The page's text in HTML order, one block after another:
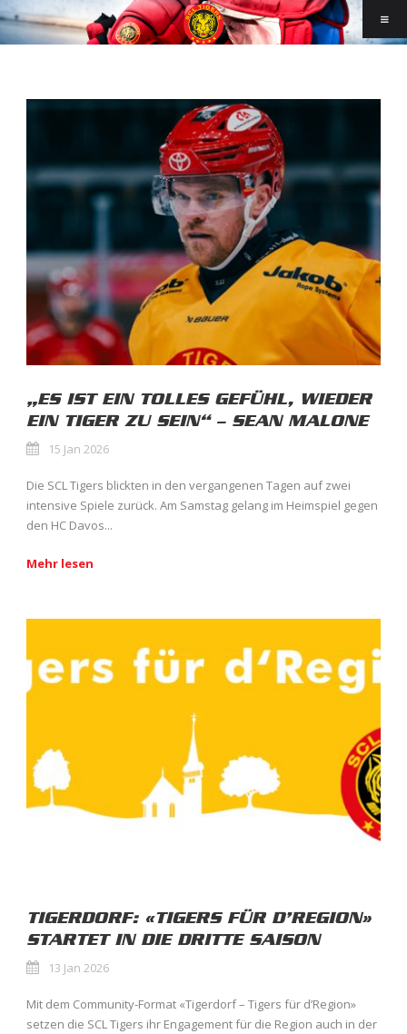
„ES IST EIN TOLLES GEFÜHL, WIEDER
EIN TIGER ZU SEIN“ – SEAN MALONE
15 Jan 2026
Die SCL Tigers blickten in den vergangenen Tagen auf zwei
intensive Spiele zurück. Am Samstag gelang im Heimspiel gegen
den HC Davos...
Mehr lesen
TIGERDORF: «TIGERS FÜR D’REGION»
STARTET IN DIE DRITTE SAISON
13 Jan 2026
Mit dem Community-Format «Tigerdorf – Tigers für d’Region»
setzen die SCL Tigers ihr Engagement für die Region auch in der